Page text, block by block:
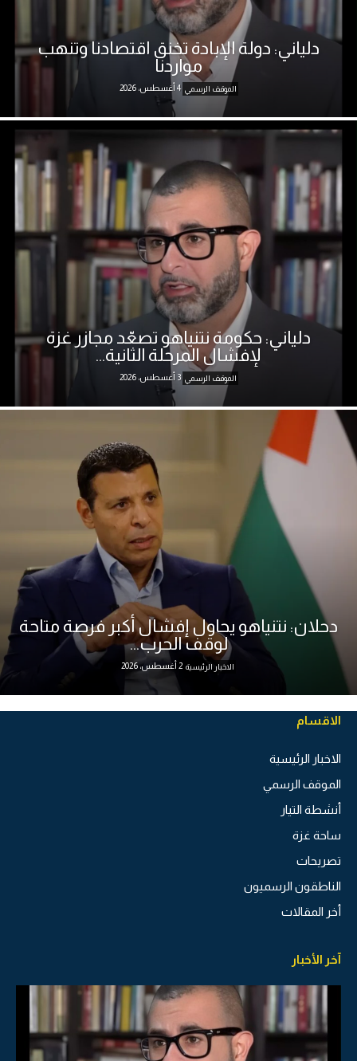
دلياني: دولة الإبادة تخنق اقتصادنا وتنهب
مواردنا
الموقف الرسمي 4 أغسطس، 2026
دلياني: حكومة نتنياهو تصعّد مجازر غزة
لإفشال المرحلة الثانية...
الموقف الرسمي 3 أغسطس، 2026
دحلان: نتنياهو يحاول إفشال أكبر فرصة متاحة
لوقف الحرب...
الاخبار الرئيسية 2 أغسطس، 2026
الاقسام
الاخبار الرئيسية
الموقف الرسمي
أنشطة التيار
ساحة غزة
تصريحات
الناطقون الرسميون
أخر المقالات
آخر الأخبار